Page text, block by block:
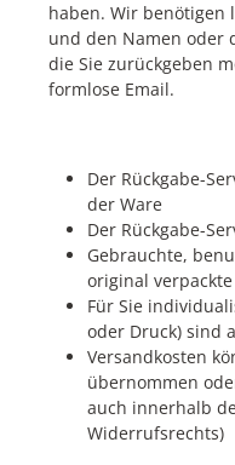
haben. Wir benötigen
und den Namen oder
die Sie zurückgeben
formlose Email.
Der Rückgabe-
der Ware
Der Rückgabe-
Gebrauchte,
original
Für Sie
oder Druck) sind
Versandkosten
übernommen
auch innerhalb
Widerrufsrechts)